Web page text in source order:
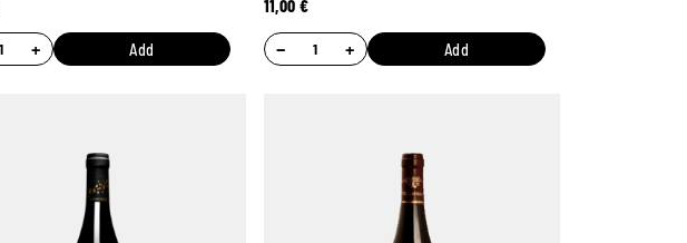
+ Add
11,00 €
− + Add